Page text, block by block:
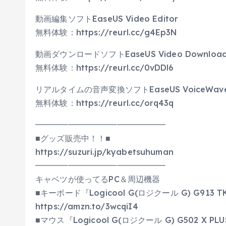
動画編集ソフトEaseUS Video Editor
無料体験：https://reurl.cc/g4Ep3N
動画ダウンロードソフトEaseUS Video
無料体験：https://reurl.cc/0vDDl6
リアルタイムの音声変換ソフトEaseUS
無料体験：https://reurl.cc/orq43q
━━━━━━━━━━━━━━━━
■グッズ販売中！！■
https://suzuri.jp/kyabetsuhuman
━━━━━━━━━━━━━━━━
キャベツが使ってるPC＆周辺機器
■キーボード『Logicool G(ロジクール G) G913
https://amzn.to/3wcqiI4
■マウス『Logicool G(ロジクール G) G502 X